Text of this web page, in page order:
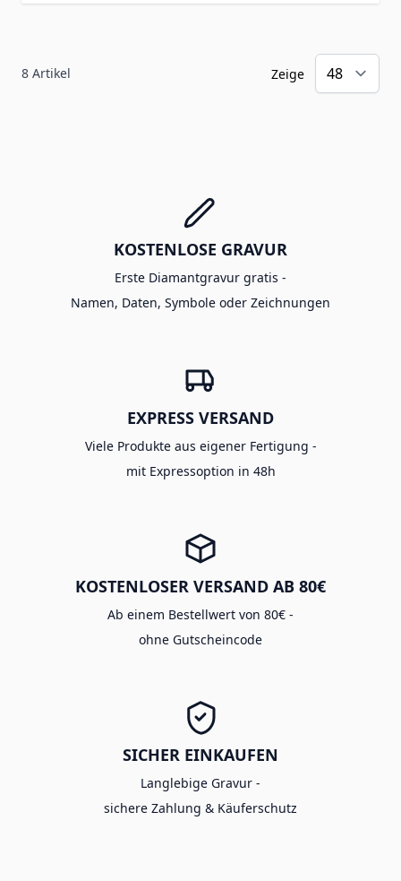
8 Artikel Zeige
KOSTENLOSE GRAVUR
Erste Diamantgravur gratis -
Namen, Daten, Symbole oder Zeichnungen
EXPRESS VERSAND
Viele Produkte aus eigener Fertigung -
mit Expressoption in 48h
KOSTENLOSER VERSAND AB 80€
Ab einem Bestellwert von 80€ -
ohne Gutscheincode
SICHER EINKAUFEN
Langlebige Gravur -
sichere Zahlung & Käuferschutz